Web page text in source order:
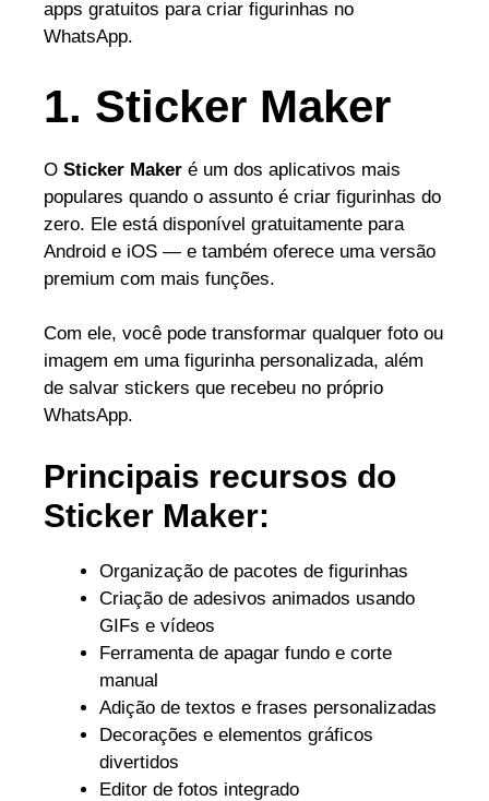
apps gratuitos para criar figurinhas no
WhatsApp.
1. Sticker Maker
O Sticker Maker é um dos aplicativos mais
populares quando o assunto é criar figurinhas do
zero. Ele está disponível gratuitamente para
Android e iOS — e também oferece uma versão
premium com mais funções.
Com ele, você pode transformar qualquer foto ou
imagem em uma figurinha personalizada, além
de salvar stickers que recebeu no próprio
WhatsApp.
Principais recursos do
Sticker Maker:
Organização de pacotes de figurinhas
Criação de adesivos animados usando
GIFs e vídeos
Ferramenta de apagar fundo e corte
manual
Adição de textos e frases personalizadas
Decorações e elementos gráficos
divertidos
Editor de fotos integrado